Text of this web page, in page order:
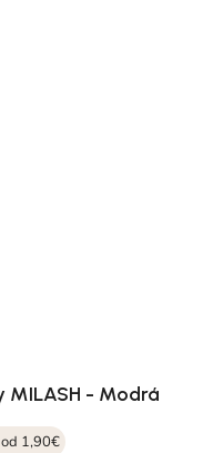
MILASH - Modrá
1,90€